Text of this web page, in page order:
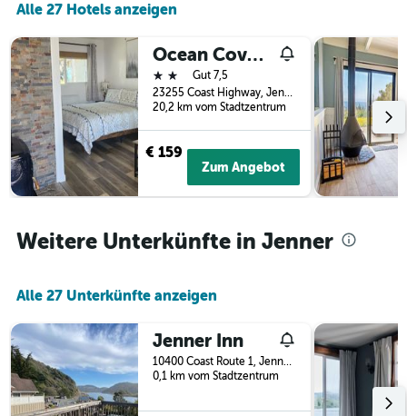
Diagramm
hat
1
Y-
Achse,
die
den
durchschnittlichen
Zimmerpreis
anzeigt.
Alle 27 Hotels anzeigen
Ocean Cove Lodge
2 SterneGut 7,5
23255 Coast Highway, Jenner, CA, USA
20,2 km vom Stadtzentrum
€ 159
Zum Angebot
Weitere Unterkünfte in Jenner
Alle 27 Unterkünfte anzeigen
Jenner Inn
10400 Coast Route 1, Jenner, CA, USA
0,1 km vom Stadtzentrum